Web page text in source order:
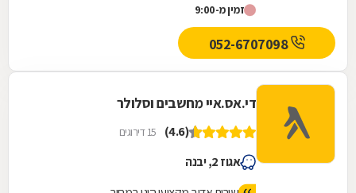
לרשותך...
זמין מ-9:00
052-6707098
די.אס.איי מחשבים וסלולר
(4.6) 15 דירוגים
אגוז 2, יבנה